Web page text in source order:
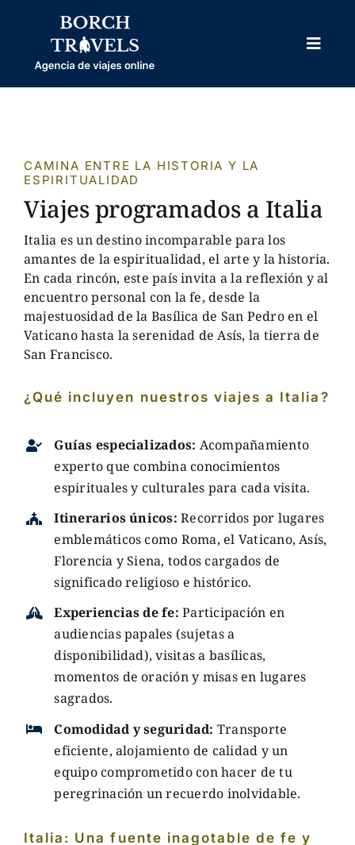
Toggle
VIAJES PERSONALIZADOS
BODAS
BLOG
CONTACTO
CAMINA ENTRE LA HISTORIA Y LA
ESPIRITUALIDAD
Viajes programados a Italia
Italia es un destino incomparable para los
amantes de la espiritualidad, el arte y la historia.
En cada rincón, este país invita a la reflexión y al
encuentro personal con la fe, desde la
majestuosidad de la Basílica de San Pedro en el
Vaticano hasta la serenidad de Asís, la tierra de
San Francisco.
¿Qué incluyen nuestros viajes a Italia?
Guías especializados: Acompañamiento
experto que combina conocimientos
espirituales y culturales para cada visita.
Itinerarios únicos: Recorridos por lugares
emblemáticos como Roma, el Vaticano, Asís,
Florencia y Siena, todos cargados de
significado religioso e histórico.
Experiencias de fe: Participación en
audiencias papales (sujetas a
disponibilidad), visitas a basílicas,
momentos de oración y misas en lugares
sagrados.
Comodidad y seguridad: Transporte
eficiente, alojamiento de calidad y un
equipo comprometido con hacer de tu
peregrinación un recuerdo inolvidable.
Italia: Una fuente inagotable de fe y